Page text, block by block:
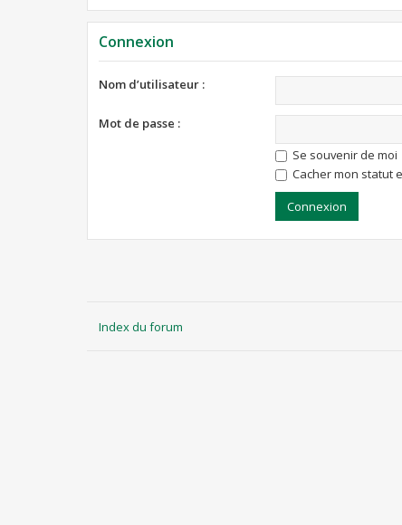
Connexion
Nom d’utilisateur :
Mot de passe :
Se souvenir de moi
Cacher mon statut
Index du forum